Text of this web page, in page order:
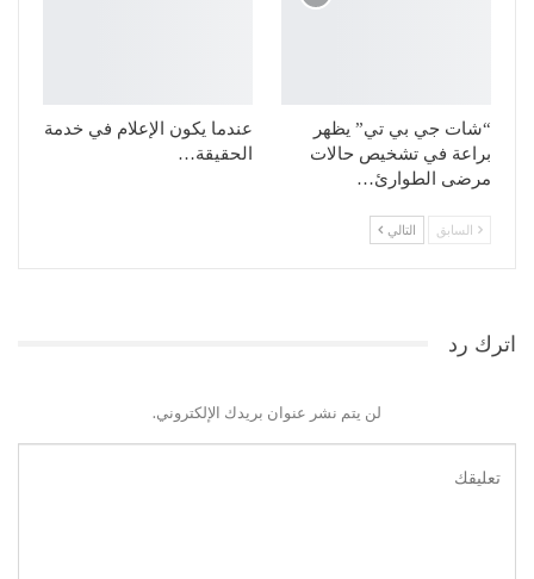
“شات جي بي تي” يظهر
براعة في تشخيص حالات
مرضى الطوارئ…
عندما يكون الإعلام في خدمة
الحقيقة…
السابق التالي
اترك رد
لن يتم نشر عنوان بريدك الإلكتروني.